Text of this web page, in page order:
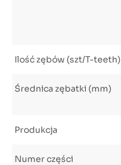
Ilość zębów (szt/T-teeth)
Średnica zębatki (mm)
Produkcja
Numer części